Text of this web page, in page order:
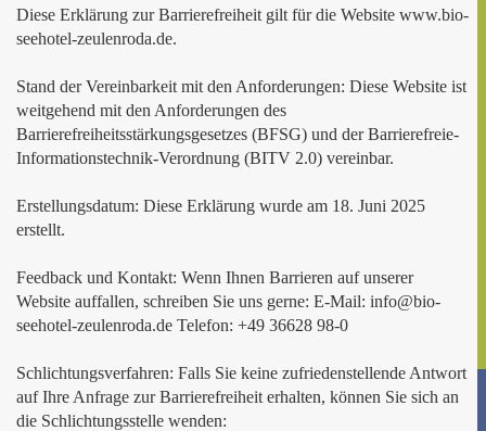
Diese Erklärung zur Barrierefreiheit gilt für die Website www.bio-
seehotel-zeulenroda.de.
Stand der Vereinbarkeit mit den Anforderungen: Diese Website ist
weitgehend mit den Anforderungen des
Barrierefreiheitsstärkungsgesetzes (BFSG) und der Barrierefreie-
Informationstechnik-Verordnung (BITV 2.0) vereinbar.
Erstellungsdatum: Diese Erklärung wurde am 18. Juni 2025
erstellt.
Feedback und Kontakt: Wenn Ihnen Barrieren auf unserer
Website auffallen, schreiben Sie uns gerne: E-Mail: info@bio-
seehotel-zeulenroda.de Telefon: +49 36628 98-0
Schlichtungsverfahren: Falls Sie keine zufriedenstellende Antwort
auf Ihre Anfrage zur Barrierefreiheit erhalten, können Sie sich an
die Schlichtungsstelle wenden: